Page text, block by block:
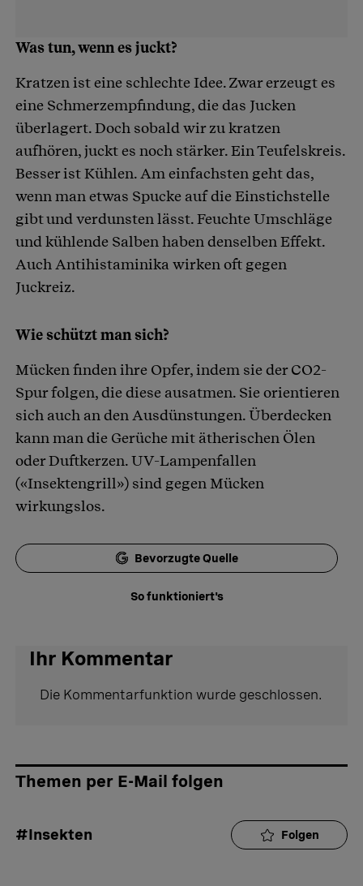
Was tun, wenn es juckt?
Kratzen ist eine schlechte Idee. Zwar erzeugt es
eine Schmerzempfindung, die das Jucken
überlagert. Doch sobald wir zu kratzen
aufhören, juckt es noch stärker. Ein Teufelskreis.
Besser ist Kühlen. Am einfachsten geht das,
wenn man etwas Spucke auf die Einstichstelle
gibt und verdunsten lässt. Feuchte Umschläge
und kühlende Salben haben denselben Effekt.
Auch Antihistaminika wirken oft gegen
Juckreiz.
Wie schützt man sich?
Mücken finden ihre Opfer, indem sie der CO2-
Spur folgen, die diese ausatmen. Sie orientieren
sich auch an den Ausdünstungen. Überdecken
kann man die Gerüche mit ätherischen Ölen
oder Duftkerzen. UV-Lampenfallen
(«Insektengrill») sind gegen Mücken
wirkungslos.
Bevorzugte Quelle
So funktioniert's
Ihr Kommentar
Die Kommentarfunktion wurde geschlossen.
Themen per E-Mail folgen
#Insekten Folgen